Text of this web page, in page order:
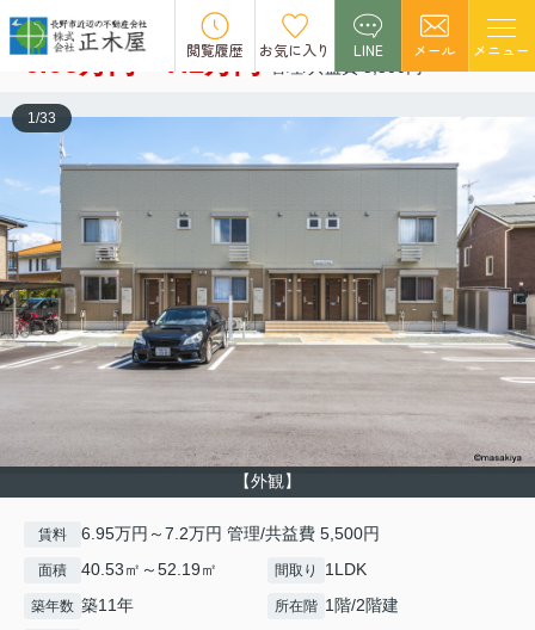
閲覧履歴 お気に入り LINE メール メニュー
サン・シエル 空室2
6.95万円～7.2万円
【外観】
1/33
賃料 6.95万円～7.2万円 管理/共益費 5,500円
面積 40.53㎡～52.19㎡ 間取り 1LDK
築年数 築11年 所在階 1階/2階建